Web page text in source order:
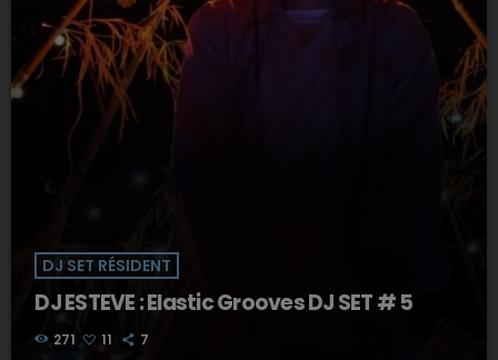
DJ SET RÉSIDENT
DJ ESTEVE : Elastic Grooves DJ SET # 5
271 11 7